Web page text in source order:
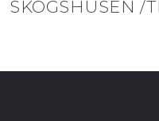
SKOGSHUSEN /